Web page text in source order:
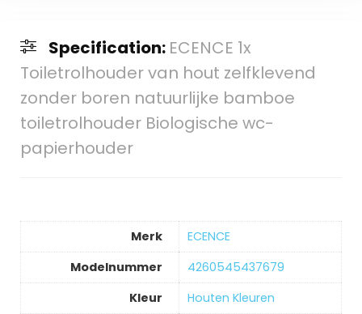
Specification: ECENCE 1x
Toiletrolhouder van hout zelfklevend
zonder boren natuurlijke bamboe
toiletrolhouder Biologische wc-
papierhouder
Merk
‎ECENCE
Modelnummer
‎4260545437679
Kleur
‎Houten Kleuren